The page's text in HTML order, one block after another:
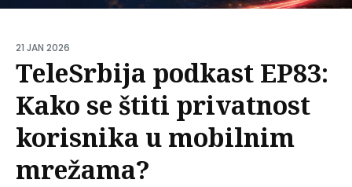
21 JAN 2026
TeleSrbija podkast EP83:
Kako se štiti privatnost
korisnika u mobilnim
mrežama?